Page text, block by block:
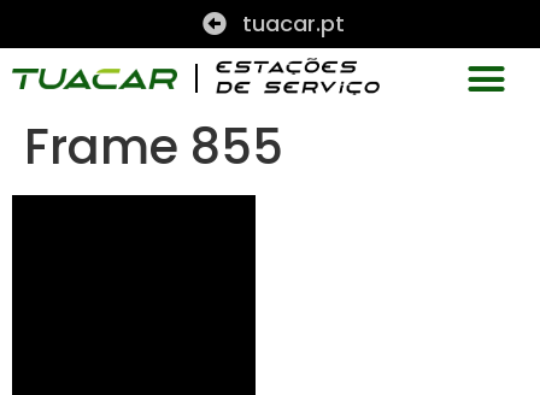
tuacar.pt
Frame 855